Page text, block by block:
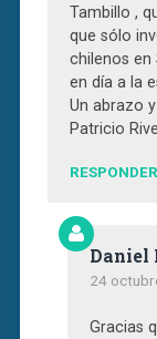
Tambillo ,
que sólo
chilenos en
en día a la
Un abrazo
Patricio
RESPONDER
Daniel
24
Gracias